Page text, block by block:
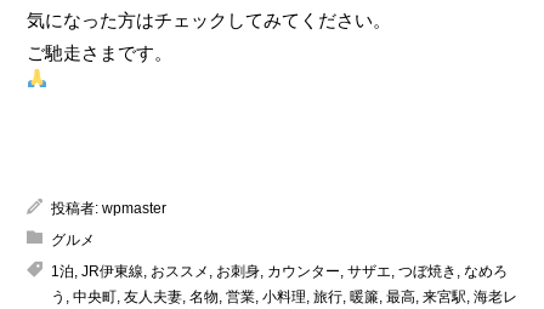
気になった方はチェックしてみてください。
ご馳走さまです。
投稿者: wpmaster
グルメ
1泊, JR伊東線, おススメ , お刺身, カウンター, サザエ, つぼ焼き , なめろ
う , 中央町, 友人夫妻, 名物, 営業, 小料理, 旅行, 暖簾, 最高, 来宮駅, 海老レ